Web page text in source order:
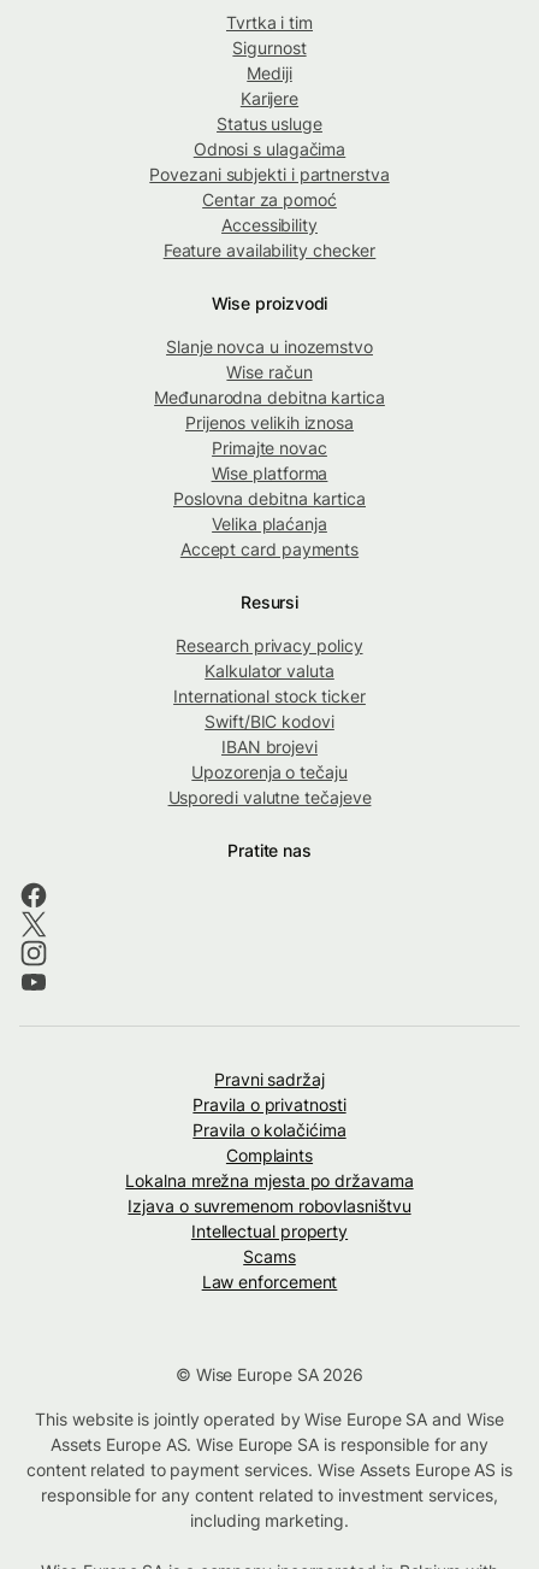
Tvrtka i tim
Sigurnost
Mediji
Karijere
Status usluge
Odnosi s ulagačima
Povezani subjekti i partnerstva
Centar za pomoć
Accessibility
Feature availability checker
Wise proizvodi
Slanje novca u inozemstvo
Wise račun
Međunarodna debitna kartica
Prijenos velikih iznosa
Primajte novac
Wise platforma
Poslovna debitna kartica
Velika plaćanja
Accept card payments
Resursi
Research privacy policy
Kalkulator valuta
International stock ticker
Swift/BIC kodovi
IBAN brojevi
Upozorenja o tečaju
Usporedi valutne tečajeve
Pratite nas
Pravni sadržaj
Pravila o privatnosti
Pravila o kolačićima
Complaints
Lokalna mrežna mjesta po državama
Izjava o suvremenom robovlasništvu
Intellectual property
Scams
Law enforcement
© Wise Europe SA 2026
This website is jointly operated by Wise Europe SA and Wise
Assets Europe AS. Wise Europe SA is responsible for any
content related to payment services. Wise Assets Europe AS is
responsible for any content related to investment services,
including marketing.